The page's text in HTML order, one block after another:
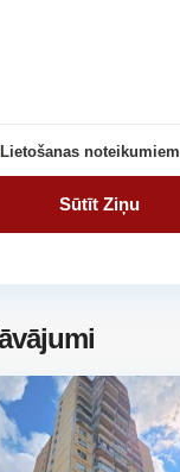
Lietošanas noteikumiem